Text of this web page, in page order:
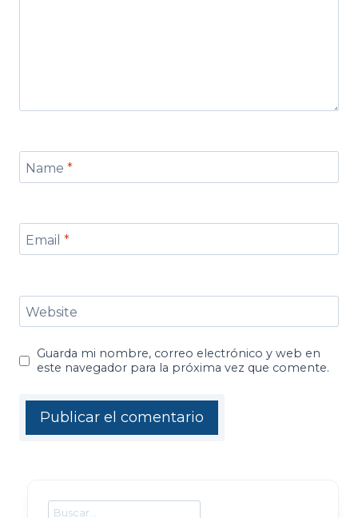
Name *
Email *
Website
Guarda mi nombre, correo electrónico y web en
este navegador para la próxima vez que comente.
Buscar